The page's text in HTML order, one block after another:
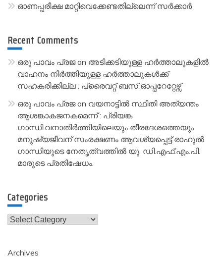
ഓണപ്പരീക്ഷ മാറ്റിവെക്കേണ്ടതില്ലെന്ന് സർക്കാർ
Recent Comments
ഒരു പാവം പ്രജon അടിക്കടിയുള്ള ഹർത്താലുകളിൽ
വാഹനം നിർത്തിയുള്ള ഹർത്താലുകൾക്ക്
സഹകരിക്കില്ല : പ്രൈവറ്റ് ബസ് ഓപ്പറേറ്റേഴ്സ്
ഒരു പാവം പ്രജon വയനാട്ടിൽ സ്ഥിതി അത്യന്തം
ആശങ്കാകജനകമെന്ന് : പ്രിയങ്ക
ഗാന്ധി.വനാതിർത്തിയിലെയും തീരദേശത്തെയും
മനുഷ്യജീവന് സംരക്ഷണം ആവശ്യപ്പെട്ട് രാഹുൽ
ഗാന്ധിയുടെ നേതൃത്വത്തിൽ യു. ഡി.എഫ്.എം.പി.
മാരുടെ പ്രതിഷേധം.
Categories
Categories
Archives